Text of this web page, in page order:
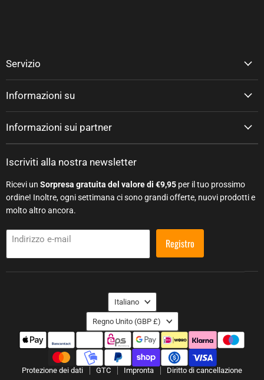
Servizio
Informazioni su
Informazioni sui partner
Iscriviti alla nostra newsletter
Ricevi un Sorpresa gratuita del valore di €9,95 per il tuo prossimo
ordine! Inoltre, ogni settimana ci sono grandi offerte, nuovi prodotti e
molto altro ancora.
Indirizzo e-mail Registro
Lingua
Italiano
Paese
Regno Unito (GBP £)
Protezione dei dati GTC Impronta Diritto di cancellazione